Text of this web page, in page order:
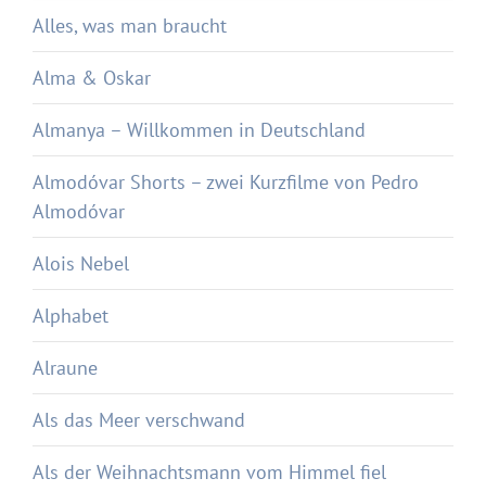
Alles, was man braucht
Alma & Oskar
Almanya – Willkommen in Deutschland
Almodóvar Shorts – zwei Kurzfilme von Pedro
Almodóvar
Alois Nebel
Alphabet
Alraune
Als das Meer verschwand
Als der Weihnachtsmann vom Himmel fiel